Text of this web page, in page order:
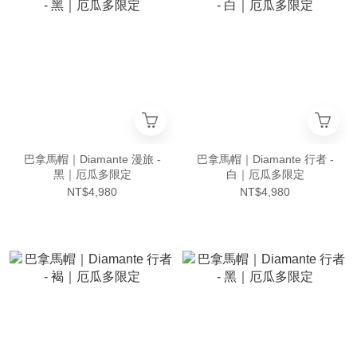
巴拿馬帽｜Diamante 漫旅 -
黑｜厄瓜多限定
NT$4,980
巴拿馬帽｜Diamante 行者 -
白｜厄瓜多限定
NT$4,980